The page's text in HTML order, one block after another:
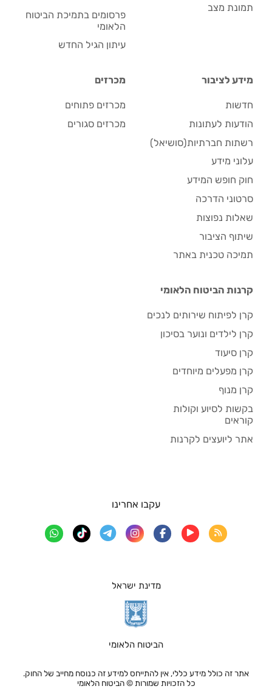
תמונת מצב
פרסומים בתמיכת הביטוח
הלאומי
עיתון הגיל החדש
מידע לציבור
חדשות
הודעות לעתונות
רשתות חברתיות(סושיאל)
עלוני מידע
חוק חופש המידע
סרטוני הדרכה
שאלות נפוצות
שיתוף הציבור
תמיכה טכנית באתר
מכרזים
מכרזים פתוחים
מכרזים סגורים
קרנות הביטוח הלאומי
קרן לפיתוח שירותים לנכים
קרן לילדים ונוער בסיכון
קרן סיעוד
קרן מפעלים מיוחדים
קרן מנוף
בקשות לסיוע וקולות
קוראים
אתר ליועצים לקרנות
מדינת ישראל
הביטוח הלאומי
אתר זה כולל מידע כללי, אין להתייחס למידע זה כנוסח מחייב של החוק.
כל הזכויות שמורות © הביטוח הלאומי
עקבו אחרינו